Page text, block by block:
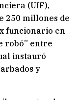
(UIF),
250 millones de
funcionario en
robó” entre
instauró
y